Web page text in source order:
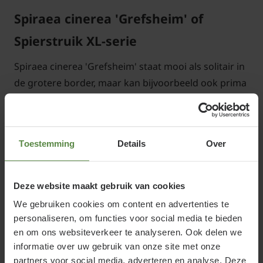
Toestemming Details Over
Deze website maakt gebruik van cookies
We gebruiken cookies om content en advertenties te
personaliseren, om functies voor social media te bieden
en om ons websiteverkeer te analyseren. Ook delen we
informatie over uw gebruik van onze site met onze
partners voor social media, adverteren en analyse. Deze
Spiraea cinerea 'Grefsheim' of
Spierstruik XL-serie
Spiraea cinerea 'Grefsheim' staat mooi als solitair in
de grotere border, maar kan bijvoorbeeld ook prima
als losse haag gebruikt worden. Het is een prachtig
gezicht als tijdens de bloei van eind maart tot in april
de Spierstruik verschijnen. Deze XL-uitvoering wordt
geleverd met een hoogte van 60 tot 100 cm en is
meteen al een wat grotere struik. Uiteindelijk wordt
de tuinplant 150 cm hoog.
Standplaats Spiraea cinerea
'Grefsheim'